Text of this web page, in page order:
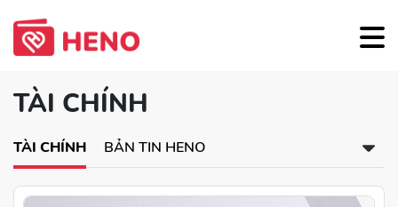
TÀI CHÍNH
TÀI CHÍNH BẢN TIN HENO